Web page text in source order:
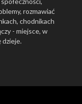
rozmawiać
chodnikach
- miejsce, w
dzieje.